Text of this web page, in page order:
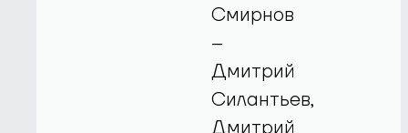
Смирнов
–
Дмитрий
Силантьев,
Дмитрий